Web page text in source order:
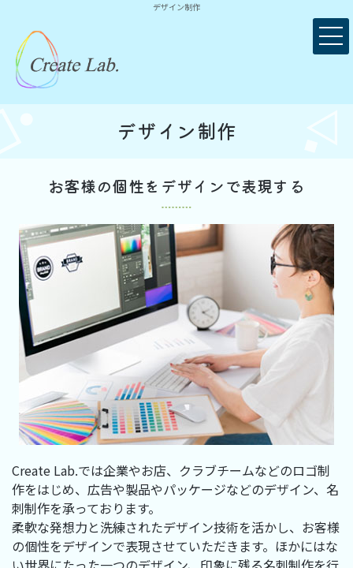
デザイン制作
デザイン制作
お客様の個性をデザインで表現する
Create Lab.では企業やお店、クラブチームなどのロゴ制
作をはじめ、広告や製品やパッケージなどのデザイン、名
刺制作を承っております。
柔軟な発想力と洗練されたデザイン技術を活かし、お客様
の個性をデザインで表現させていただきます。ほかにはな